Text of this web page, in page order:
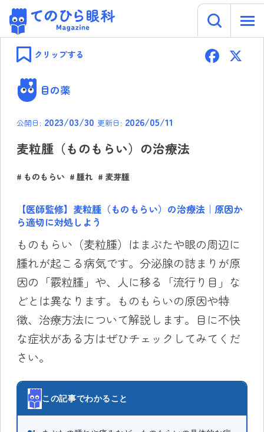
Skip
content
てのひら眼科 Magazine
目の薬
クリップする F
公開日: 2023/03/30 更新日: 2026/05/11
麦粒腫（ものもらい）の治療法
ものもらい 腫れ 麦芽腫
【医師監修】麦粒腫（ものもらい）の治療法｜原因か
ら適切に対処しよう
ものもらい（麦粒腫）はまぶたや眼の周辺に
腫れが起こる病気です。分泌腺の詰まりが原
因の「霰粒腫」や、人に移る「流行り目」な
どとは異なります。ものもらいの原因や特
徴、治療方法について解説します。目に不快
な症状がある方はぜひチェックしてみてくだ
さい。
この記事でわかること